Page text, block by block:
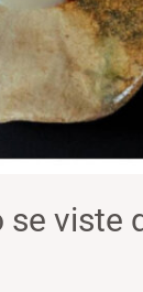
viste